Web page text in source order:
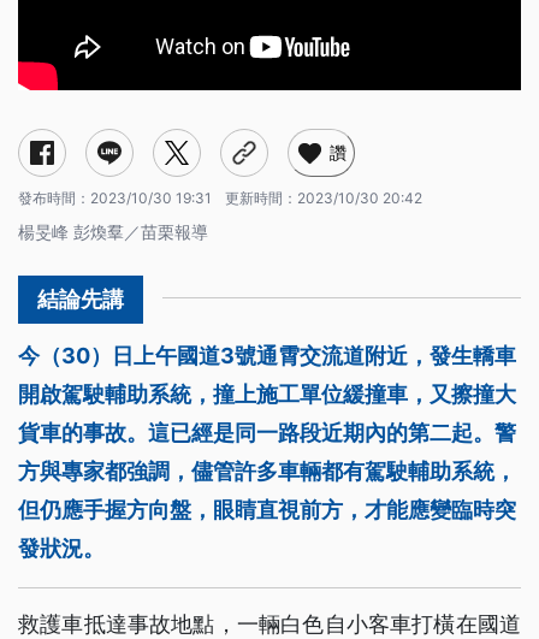
讚
發布時間： 2023/10/30 19:31 更新時間： 2023/10/30 20:42
楊旻峰 彭煥羣／苗栗報導
今（30）日上午國道3號通霄交流道附近，發生轎車
開啟駕駛輔助系統，撞上施工單位緩撞車，又擦撞大
貨車的事故。這已經是同一路段近期內的第二起。警
方與專家都強調，儘管許多車輛都有駕駛輔助系統，
但仍應手握方向盤，眼睛直視前方，才能應變臨時突
發狀況。
救護車抵達事故地點，一輛白色自小客車打橫在國道